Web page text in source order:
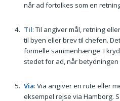
når ad fortolkes som en
Til: Til angiver mål, retning
til byen eller brev til chefen.
formelle sammenhænge. I
stedet for ad, når
Via: Via angiver en rute eller
eksempel rejse via Hamborg.